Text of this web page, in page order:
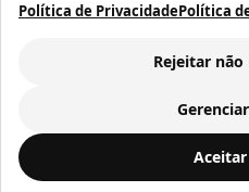
Política de PrivacidadePolítica
Rejeitar não
Todos os direitos
Rua Bresser, 736 - Brás - São